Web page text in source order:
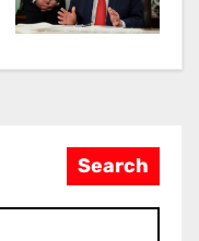
Search